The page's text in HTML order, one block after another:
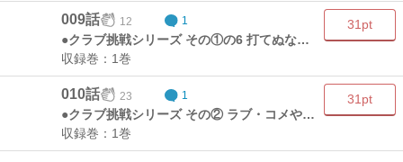
009話 12 1
●クラブ挑戦シリーズ その①の6 打てぬなら打ってみましょう! 変態野球の巻
収録巻：1巻
31pt
010話 23 1
●クラブ挑戦シリーズ その② ラブ・コメやってますか!?の巻
収録巻：1巻
31pt